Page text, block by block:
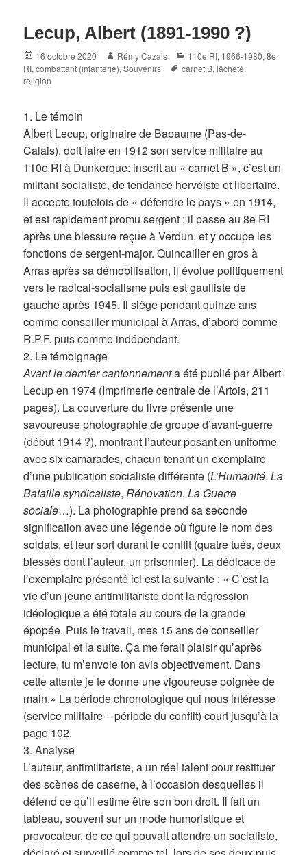
Lecup, Albert (1891-1990 ?)
Posted
on
16 octobre 2020 Author
Rémy Cazals Categories
110e RI, 1966-1980,8e
RI,combattant (infanterie),Souvenirs Tags
carnet B,lâcheté,
religion
1. Le témoin
Albert Lecup, originaire de Bapaume (Pas-de-
Calais), doit faire en 1912 son service militaire au
110e RI à Dunkerque: inscrit au « carnet B », c’est un
militant socialiste, de tendance hervéiste et libertaire.
Il accepte toutefois de « défendre le pays » en 1914,
et est rapidement promu sergent ; il passe au 8e RI
après une blessure reçue à Verdun, et y occupe les
fonctions de sergent-major. Quincailler en gros à
Arras après sa démobilisation, il évolue politiquement
vers le radical-socialisme puis est gaulliste de
gauche après 1945. Il siège pendant quinze ans
comme conseiller municipal à Arras, d’abord comme
R.P.F. puis comme indépendant.
2. Le témoignage
Avant le dernier cantonnementa été publié par Albert
Lecup en 1974 (Imprimerie centrale de l’Artois, 211
pages). La couverture du livre présente une
savoureuse photographie de groupe d’avant-guerre
(début 1914 ?), montrant l’auteur posant en uniforme
avec six camarades, chacun tenant un exemplaire
d’une publication socialiste différente (L’Humanité,La
Bataille syndicaliste,Rénovation,La Guerre
sociale…). La photographie prend sa seconde
signification avec une légende où figure le nom des
soldats, et leur sort durant le conflit (quatre tués, deux
blessés dont l’auteur, un prisonnier). La dédicace de
l’exemplaire présenté ici est la suivante : « C’est la
vie d’un jeune antimilitariste dont la régression
idéologique a été totale au cours de la grande
épopée. Puis le travail, mes 15 ans de conseiller
municipal et la suite. Ça me ferait plaisir qu’après
lecture, tu m’envoie ton avis objectivement. Dans
cette attente je te donne une vigoureuse poignée de
main.» La période chronologique qui nous intéresse
(service militaire – période du conflit) court jusqu’à la
page 102.
3. Analyse
L’auteur, antimilitariste, a un réel talent pour restituer
des scènes de caserne, à l’occasion desquelles il
défend ce qu’il estime être son bon droit. Il fait un
tableau, souvent sur un mode humoristique et
provocateur, de ce qui pouvait attendre un socialiste,